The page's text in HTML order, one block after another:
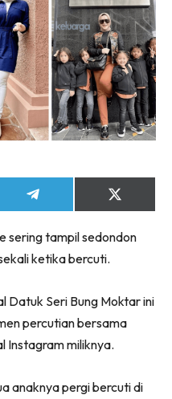
Share
on
Share
on
(Twitter)
sering tampil sedondon
ketika bercuti.
Datuk Seri Bung Moktar ini
percutian bersama
Instagram miliknya.
anaknya pergi bercuti di